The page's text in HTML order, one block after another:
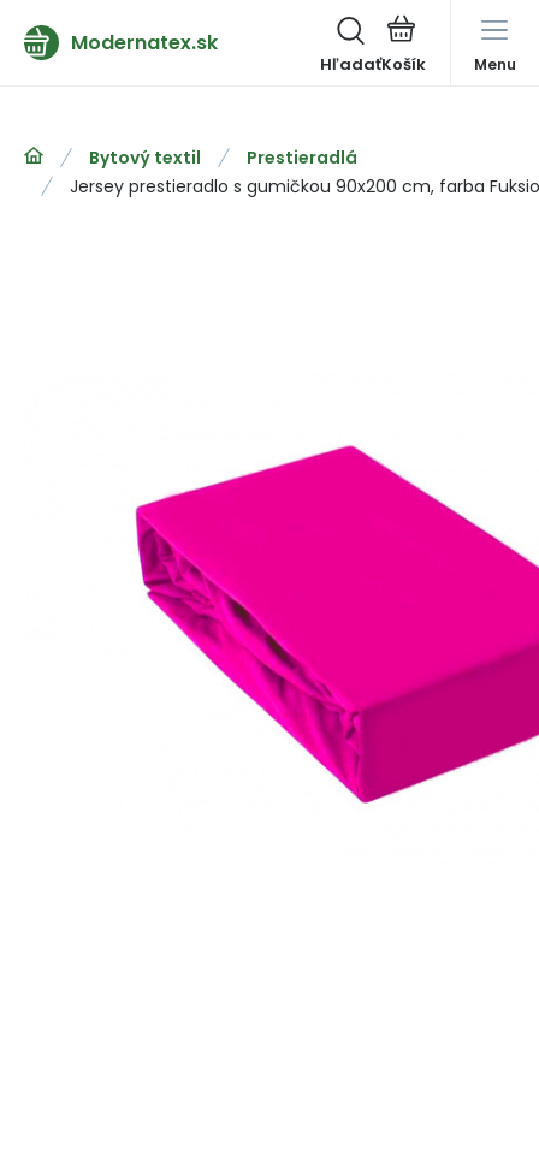
Modernatex.sk
Hľadať Menu
Bytový textil
Prestieradlá
Jersey prestieradlo s gumičkou 90x200 cm, farba